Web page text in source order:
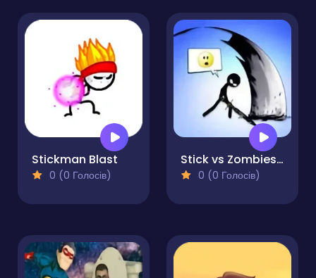
Stickman Blast
0 (0 Голосів)
Stick vs Zombies - Epic Battle
0 (0 Голосів)